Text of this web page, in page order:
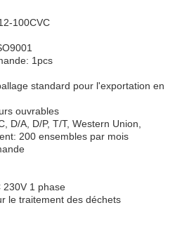
100CVC
1pcs
standard pour l'exportation en
ouvrables
D/A, D/P, T/T, Western Union,
200 ensembles par mois
230V 1 phase
le traitement des déchets